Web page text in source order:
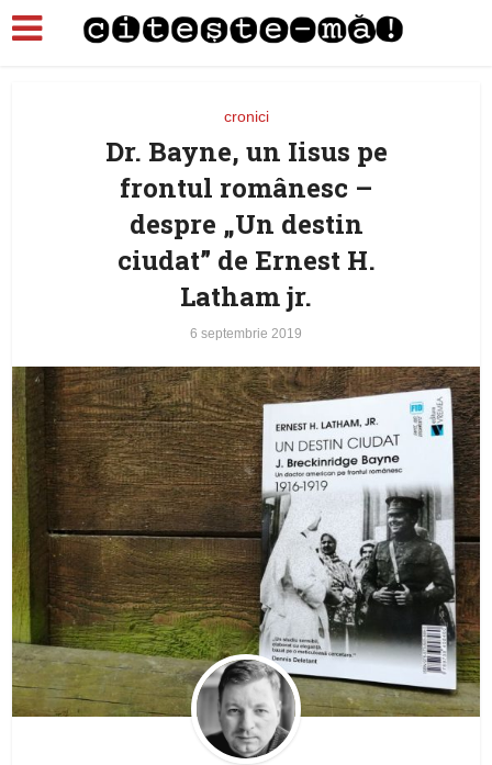
cronici
Dr. Bayne, un Iisus pe
frontul românesc –
despre „Un destin
ciudat” de Ernest H.
Latham jr.
6 septembrie 2019